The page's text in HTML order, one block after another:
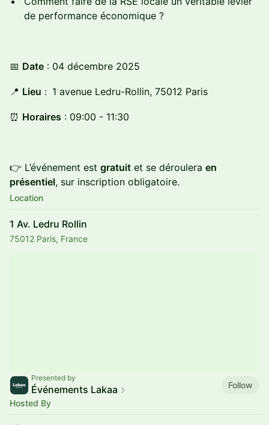
de performance économique ?
​📅 Date : 04 décembre 2025
​📍 Lieu : 1 avenue Ledru-Rollin, 75012 Paris
​⏰ Horaires : 09:00 - 11:30
👉 L’événement est gratuit et se déroulera en
présentiel, sur inscription obligatoire.
Location
1 Av. Ledru Rollin
75012 Paris, France
Presented by
Événements Lakaa
Follow
Hosted By